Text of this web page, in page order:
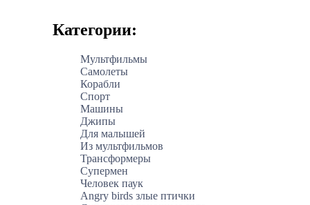
Категории:
Мультфильмы
Самолеты
Корабли
Спорт
Машины
Джипы
Для малышей
Из мультфильмов
Трансформеры
Супермен
Человек паук
Angry birds злые птички